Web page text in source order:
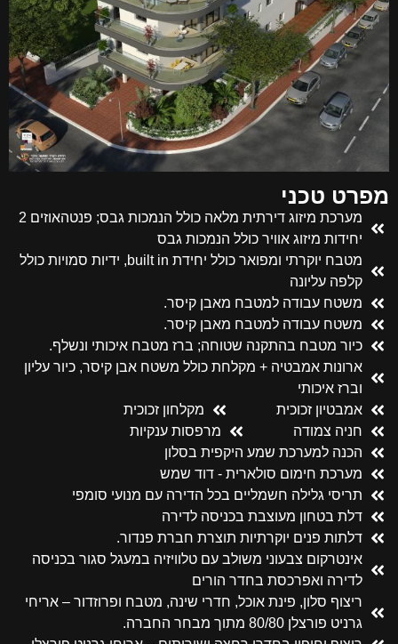
מפרט טכני
מערכת מיזוג דירתית מלאה כולל הנמכות גבס; פנטהאוזים 2
יחידות מיזוג אוויר כולל הנמכות גבס
מטבח יוקרתי ומפואר כולל יחידת built in, ידיות סמויות כולל
קלפה עליונה
משטח עבודה למטבח מאבן קיסר.
משטח עבודה למטבח מאבן קיסר.
כיור מטבח בהתקנה שטוחה; ברז מטבח איכותי ונשלף.
ארונות אמבטיה + מקלחת כולל משטח אבן קיסר, כיור עליון
וברז איכותי
אמבטיון זכוכית
מקלחון זכוכית
חניה צמודה
מרפסות ענקיות
הכנה למערכת שמע היקפית בסלון
מערכת חימום סולארית - דוד שמש
תריסי גלילה חשמליים בכל הדירה עם מנועי סומפי
דלת בטחון מעוצבת בכניסה לדירה
דלתות פנים יוקרתיות תוצרת חברת פנדור.
אינטרקום צבעוני משולב עם טלוויזיה במעגל סגור בכניסה
לדירה ואפרכסת בחדר הורים
ריצוף סלון, פינת אוכל, חדרי שינה, מטבח ופרוזדור – אריחי
גרניט פורצלן 80/80 מתוך מבחר החברה.